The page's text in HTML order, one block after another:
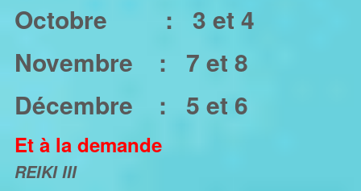
Octobre :
3 et 4
Novembre :
7 et 8
Décembre :
5 et 6
Et à la demande
REIKI III